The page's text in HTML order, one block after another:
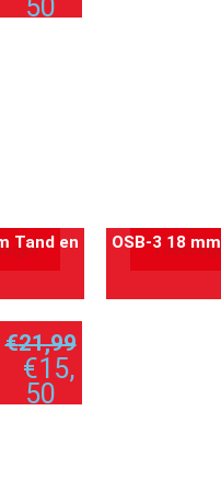
Tand en
50
OSB-3 18
€21,99
€15,
50